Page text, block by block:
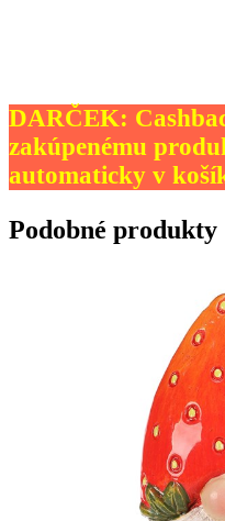
DARČEK:
zakúpenému
automaticky v
Podobné produkty